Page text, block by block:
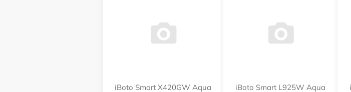
iBoto Smart Х420GW Aqua iBoto Smart L925W Aqua